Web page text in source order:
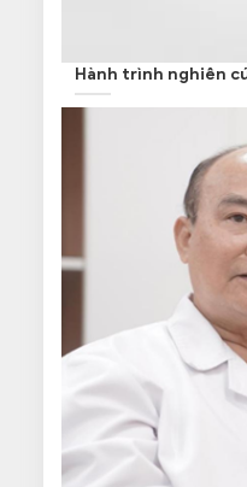
Hành trình nghiên